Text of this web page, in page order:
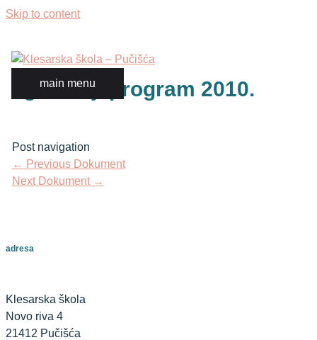
Skip to content
main menu
godišnji program 2010.
Post navigation
← Previous Dokument
Next Dokument →
adresa
Klesarska škola
Novo riva 4
21412 Pučišća